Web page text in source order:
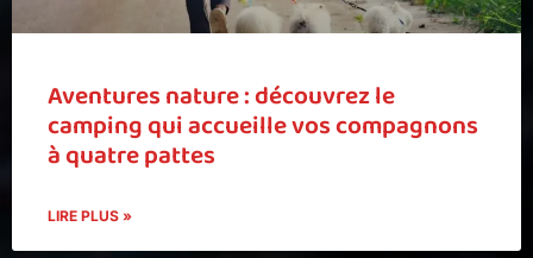
Aventures nature : découvrez le
camping qui accueille vos compagnons
à quatre pattes
LIRE PLUS »